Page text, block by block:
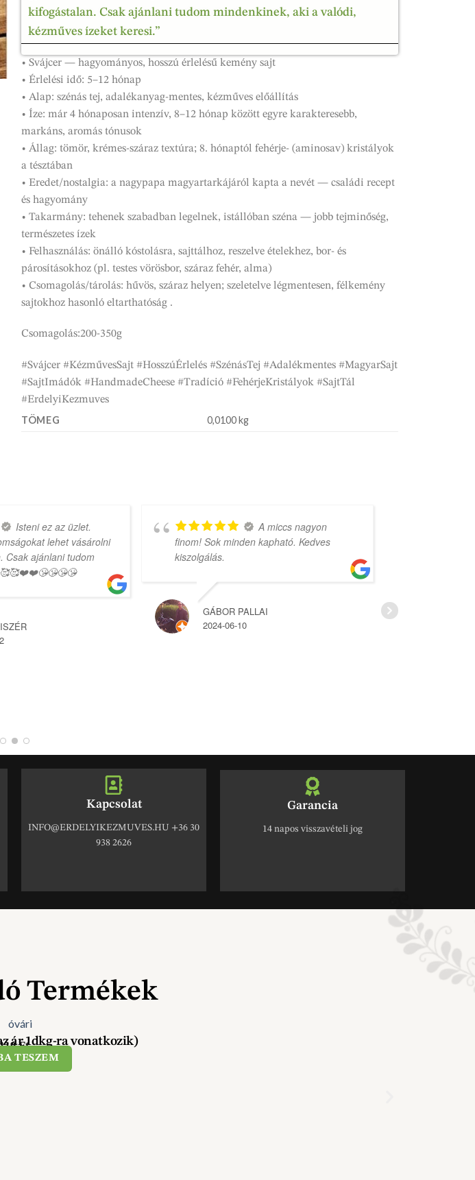
kifogástalan. Csak ajánlani tudom mindenkinek, aki a valódi,
kézműves ízeket keresi.”
• Svájcer — hagyományos, hosszú érlelésű kemény sajt
• Érlelési idő: 5–12 hónap
• Alap: szénás tej, adalékanyag-mentes, kézműves előállítás
• Íze: már 4 hónaposan intenzív, 8–12 hónap között egyre karakteresebb,
markáns, aromás tónusok
• Állag: tömör, krémes-száraz textúra; 8. hónaptól fehérje- (aminosav) kristályok
a tésztában
• Eredet/nostalgia: a nagypapa magyartarkájáról kapta a nevét — családi recept
és hagyomány
• Takarmány: tehenek szabadban legelnek, istállóban széna — jobb tejminőség,
természetes ízek
• Felhasználás: önálló kóstolásra, sajttálhoz, reszelve ételekhez, bor- és
párosításokhoz (pl. testes vörösbor, száraz fehér, alma)
• Csomagolás/tárolás: hűvös, száraz helyen; szeletelve légmentesen, félkemény
sajtokhoz hasonló eltarthatóság .
Csomagolás:200-350g
#Svájcer #KézművesSajt #HosszúÉrlelés #SzénásTej #Adalékmentes #MagyarSajt
#SajtImádók #HandmadeCheese #Tradíció #FehérjeKristályok #SajtTál
#ErdelyiKezmuves
TÖMEG 0,0100 kg
Isteni ez az üzlet.
lehet vásárolni
Csak ajánlani tudom
A miccs nagyon
finom! Sok minden kapható. Kedves
kiszolgálás.
GÁBOR PALLAI
2024-06-10
Kapcsolat
INFO@ERDELYIKEZMUVES.HU +36 30
938 2626
Garancia
14 napos visszavételi jog
Termékek
ár 1dkg-ra vonatkozik)
119Ft
TESZEM